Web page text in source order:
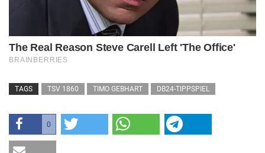
TAGS TSV 1860 TIMO GEBHART DB24-TIPPSPIEL
0